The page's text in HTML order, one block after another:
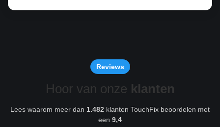
Reviews
Hoor van onze klanten
Lees waarom meer dan 1.482 klanten TouchFix beoordelen met
een 9,4